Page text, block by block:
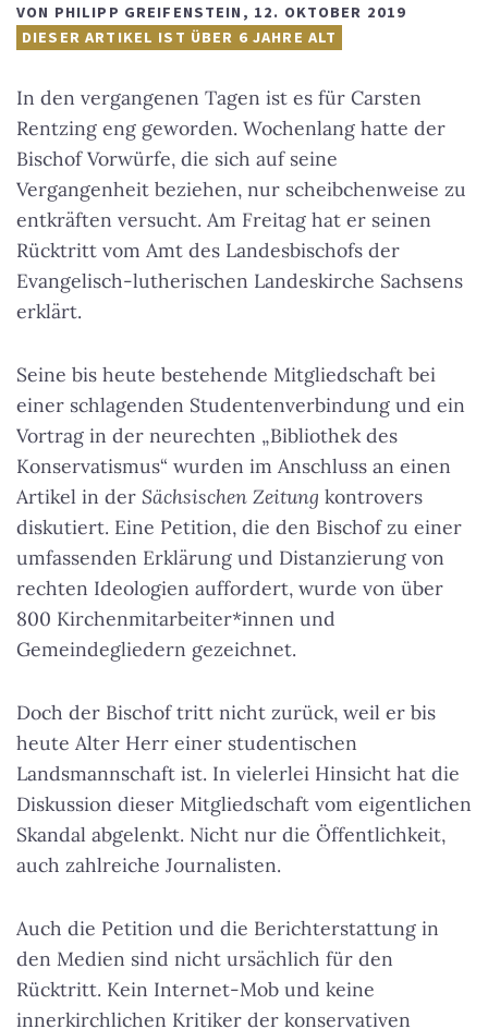
VON PHILIPP GREIFENSTEIN , 12. OKTOBER 2019
DIESER ARTIKEL IST ÜBER 6 JAHRE ALT
In den vergangenen Tagen ist es für Carsten
Rentzing eng geworden. Wochenlang hatte der
Bischof Vorwürfe, die sich auf seine
Vergangenheit beziehen, nur scheibchenweise zu
entkräften versucht. Am Freitag hat er seinen
Rücktritt vom Amt des Landesbischofs der
Evangelisch-lutherischen Landeskirche Sachsens
erklärt.
Seine bis heute bestehende Mitgliedschaft bei
einer schlagenden Studentenverbindung und ein
Vortrag in der neurechten „Bibliothek des
Konservatismus“ wurden im Anschluss an einen
Artikel in der Sächsischen Zeitung kontrovers
diskutiert. Eine Petition, die den Bischof zu einer
umfassenden Erklärung und Distanzierung von
rechten Ideologien auffordert, wurde von über
800 Kirchenmitarbeiter*innen und
Gemeindegliedern gezeichnet.
Doch der Bischof tritt nicht zurück, weil er bis
heute Alter Herr einer studentischen
Landsmannschaft ist. In vielerlei Hinsicht hat die
Diskussion dieser Mitgliedschaft vom eigentlichen
Skandal abgelenkt. Nicht nur die Öffentlichkeit,
auch zahlreiche Journalisten.
Auch die Petition und die Berichterstattung in
den Medien sind nicht ursächlich für den
Rücktritt. Kein Internet-Mob und keine
innerkirchlichen Kritiker der konservativen